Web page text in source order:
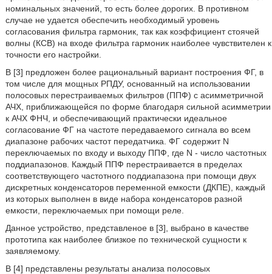
номинальных значений, то есть более дорогих. В противном
случае не удается обеспечить необходимый уровень
согласования фильтра гармоник, так как коэффициент стоячей
волны (КСВ) на входе фильтра гармоник наиболее чувствителен к
точности его настройки.
В [3] предложен более рациональный вариант построения ФГ, в
том числе для мощных РПДУ, основанный на использовании
полосовых перестраиваемых фильтров (ППФ) с асимметричной
АЧХ, приближающейся по форме благодаря сильной асимметрии
к АЧХ ФНЧ, и обеспечивающий практически идеальное
согласование ФГ на частоте передаваемого сигнала во всем
диапазоне рабочих частот передатчика. ФГ содержит N
переключаемых по входу и выходу ППФ, где N - число частотных
поддиапазонов. Каждый ППФ перестраивается в пределах
соответствующего частотного поддиапазона при помощи двух
дискретных конденсаторов переменной емкости (ДКПЕ), каждый
из которых выполнен в виде набора конденсаторов разной
емкости, переключаемых при помощи реле.
Данное устройство, представленое в [3], выбрано в качестве
прототипа как наиболее близкое по технической сущности к
заявляемому.
В [4] представлены результаты анализа полосовых